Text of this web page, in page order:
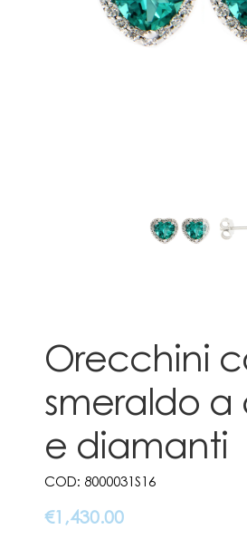
Orecchini
smeraldo a
e diamanti
COD: 8000031S16
€1,430.00